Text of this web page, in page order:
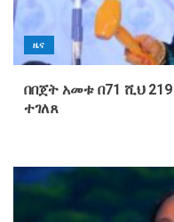
ዜና
በበጀት አመቱ በ71 ሺህ
ተገለጸ